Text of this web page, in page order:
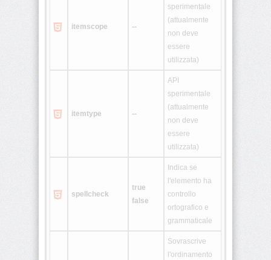
<select>
itemscope --
sperimentale
(attualmente
non deve
essere
utilizzata)
itemtype --
API
sperimentale
(attualmente
non deve
essere
utilizzata)
spellcheck
true
false
Indica se
l'elemento ha
controllo
ortografico e
grammaticale
Sovrascrive
l'ordinamento